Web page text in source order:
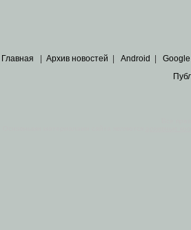
Главная Архив новостей Android Google